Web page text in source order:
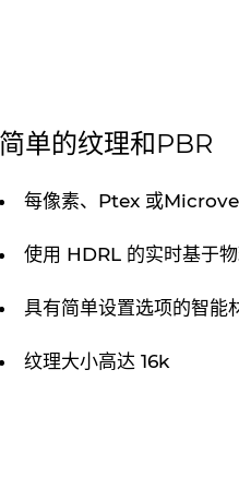
简单的纹理和PBR
每像素、Ptex 或
使用 HDRL 的实时基于
具有简单设置选项的智能
纹理大小高达 16k